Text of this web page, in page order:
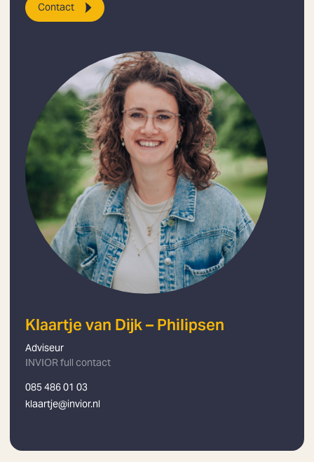
Contact
Klaartje van Dijk – Philipsen
Adviseur
INVIOR full contact
085 486 01 03
klaartje@invior.nl